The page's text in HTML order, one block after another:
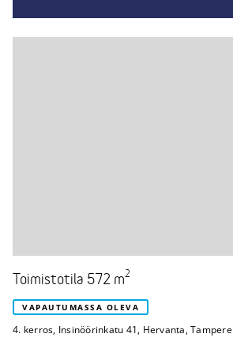
Toimistotila 572 m2
VAPAUTUMASSA OLEVA
4. kerros, Insinöörinkatu 41, Hervanta, Tampere